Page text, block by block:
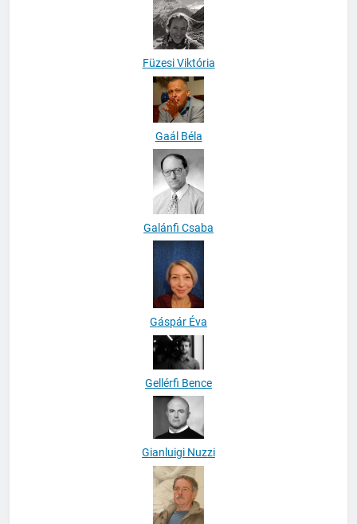
Füzesi Viktória
Gaál Béla
Galánfi Csaba
Gáspár Éva
Gellérfi Bence
Gianluigi Nuzzi